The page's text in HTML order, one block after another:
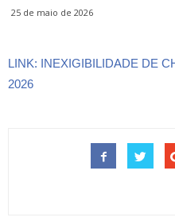
25 de maio de 2026
LINK: INEXIGIBILIDADE DE
2026